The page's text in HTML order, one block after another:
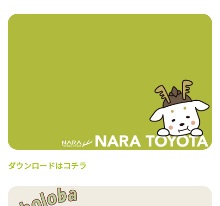
ダウンロードはコチラ